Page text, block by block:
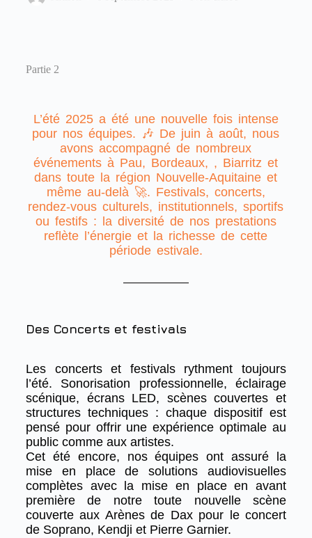
Partie 2
L’été 2025 a été une nouvelle fois intense
pour nos équipes. 🎶 De juin à août, nous
avons accompagné de nombreux
événements à Pau, Bordeaux, , Biarritz et
dans toute la région Nouvelle-Aquitaine et
même au-delà 🚀. Festivals, concerts,
rendez-vous culturels, institutionnels, sportifs
ou festifs : la diversité de nos prestations
reflète l’énergie et la richesse de cette
période estivale.
Des Concerts et festivals
Les concerts et festivals rythment toujours
l’été. Sonorisation professionnelle, éclairage
scénique, écrans LED, scènes couvertes et
structures techniques : chaque dispositif est
pensé pour offrir une expérience optimale au
public comme aux artistes.
Cet été encore, nos équipes ont assuré la
mise en place de solutions audiovisuelles
complètes avec la mise en place en avant
première de notre toute nouvelle scène
couverte aux Arènes de Dax pour le concert
de Soprano, Kendji et Pierre Garnier.